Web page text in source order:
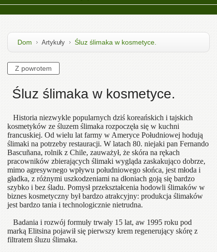
Dom Artykuły Śluz ślimaka w kosmetyce.
Śluz ślimaka w kosmetyce.
Historia niezwykle popularnych dziś koreańskich i tajskich
kosmetyków ze śluzem ślimaka rozpoczęła się w kuchni
francuskiej. Od wielu lat farmy w Ameryce Południowej hodują
ślimaki na potrzeby restauracji. W latach 80. niejaki pan Fernando
Bascuñana, rolnik z Chile, zauważył, że skóra na rękach
pracowników zbierających ślimaki wygląda zaskakująco dobrze,
mimo agresywnego wpływu południowego słońca, jest młoda i
gładka, z różnymi uszkodzeniami na dłoniach goją się bardzo
szybko i bez śladu. Pomysł przekształcenia hodowli ślimaków w
biznes kosmetyczny był bardzo atrakcyjny: produkcja ślimaków
jest bardzo tania i technologicznie nietrudna.
Badania i rozwój formuły trwały 15 lat, aw 1995 roku pod
marką Elitsina pojawił się pierwszy krem ​​regenerujący skórę z
filtratem śluzu ślimaka.